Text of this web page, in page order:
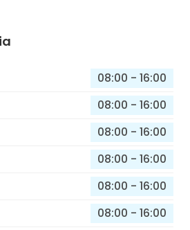
08:00 - 16:00
08:00 - 16:00
08:00 - 16:00
08:00 - 16:00
08:00 - 16:00
08:00 - 16:00